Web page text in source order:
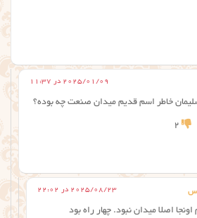
2025/01/09 در 11:37
خاطر اسم قدیم میدان صنعت چه بوده؟
2
2025/08/23 در 22:02
اونجا اصلا میدان نبود. چهار راه بود